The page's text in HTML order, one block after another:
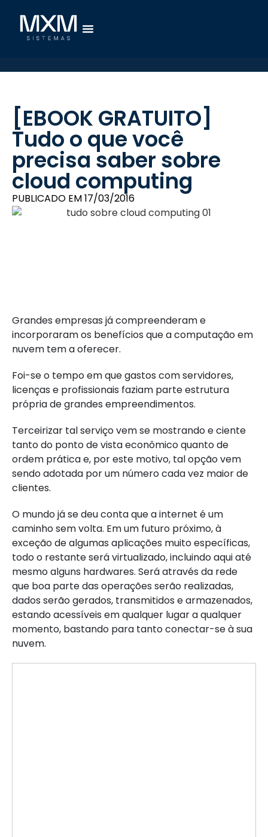
[EBOOK GRATUITO]
Tudo o que você
precisa saber sobre
cloud computing
PUBLICADO EM17/03/2016
Grandes empresas já compreenderam e
incorporaram os benefícios que a computação em
nuvem tem a oferecer.
Foi-se o tempo em que gastos com servidores,
licenças e profissionais faziam parte estrutura
própria de grandes empreendimentos.
Terceirizar tal serviço vem se mostrando e ciente
tanto do ponto de vista econômico quanto de
ordem prática e, por este motivo, tal opção vem
sendo adotada por um número cada vez maior de
clientes.
O mundo já se deu conta que a internet é um
caminho sem volta. Em um futuro próximo, à
exceção de algumas aplicações muito específicas,
todo o restante será virtualizado, incluindo aqui até
mesmo alguns hardwares. Será através da rede
que boa parte das operações serão realizadas,
dados serão gerados, transmitidos e armazenados,
estando acessíveis em qualquer lugar a qualquer
momento, bastando para tanto conectar-se à sua
nuvem.